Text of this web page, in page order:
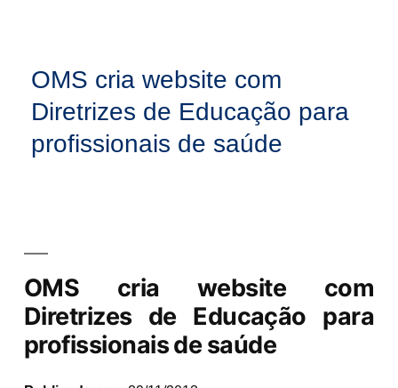
OMS cria website com
Diretrizes de Educação para
profissionais de saúde
OMS cria website com
Diretrizes de Educação para
profissionais de saúde